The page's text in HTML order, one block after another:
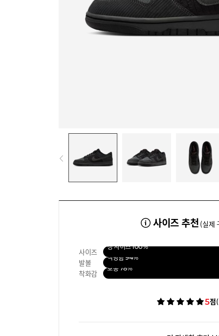
사이즈 추천 (실제
사이즈
정 사이즈100%
발볼
적당함 94%
착화감
보통 78%
5점